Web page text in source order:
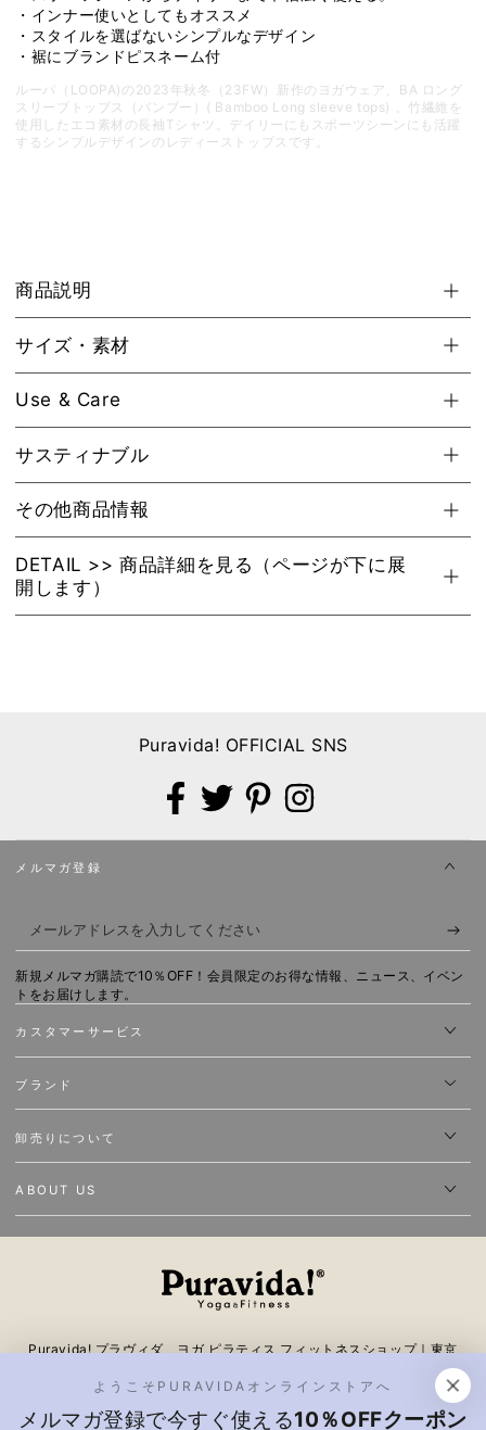
ェ
ア
ト
ッ
プ
ス
袖
[SOFF]
数
量
を
減
ら
す
ェ
ア
ト
ッ
プ
ス
数
量
を
増
や
す
・インナー使いとしてもオススメ
・スタイルを選ばないシンプルなデザイン
・裾にブランドピスネーム付
ルーパ（LOOPA)の2023年秋冬（23FW）新作のヨガウェア、BA ロング
スリーブトップス（バンブー）( Bamboo Long sleeve tops) 。竹繊維を
使用したエコ素材の長袖Tシャツ。デイリーにもスポーツシーンにも活躍
するシンプルデザインのレディーストップスです。
商品説明
サイズ・素材
Use & Care
サスティナブル
その他商品情報
DETAIL >> 商品詳細を見る（ページが下に展
開します）
Puravida! OFFICIAL SNS
Facebook
X PinterestInstagram
カスタマーサービス
ブランド
卸売りについて
ABOUT US
メルマガ登録
ー
ル
ア
ド
レ
を
入
新規メルマガ購読で10％OFF！会員限定のお得な情報、ニュース、イベン
トをお届けします。
Puravida! プラヴィダ ヨガ ピラティス フィットネスショップ｜東京
表参道 ヨガウェア、ヨガグッズピラティス、トレーニングギアが揃う
日本最大級のオンラインストア。スポーツブランド・フィットネス・ア
ウトドアなど取り扱う。ヨガスタジオ ピラティススタジオやデパート
ようこそPURAVIDAオンラインストアへ
メルマガ登録で今すぐ使える10％OFFクーポン